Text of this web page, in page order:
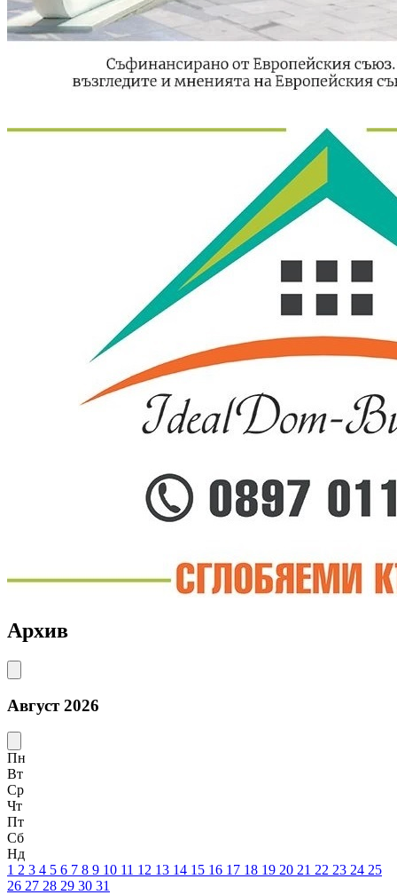
Архив
Август 2026
Пн
Вт
Ср
Чт
Пт
Сб
Нд
1 2 3 4 5 6 7 8 9 10 11 12 13 14 15 16 17 18 19 20 21 22 23 24 25
26 27 28 29 30 31